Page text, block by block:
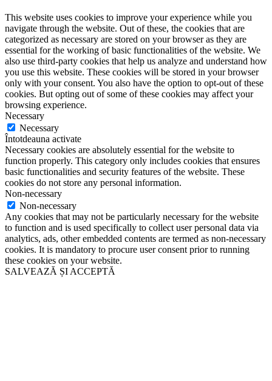
This website uses cookies to improve your experience while you
navigate through the website. Out of these, the cookies that are
categorized as necessary are stored on your browser as they are
essential for the working of basic functionalities of the website. We
also use third-party cookies that help us analyze and understand how
you use this website. These cookies will be stored in your browser
only with your consent. You also have the option to opt-out of these
cookies. But opting out of some of these cookies may affect your
browsing experience.
Necessary
Necessary
Întotdeauna activate
Necessary cookies are absolutely essential for the website to
function properly. This category only includes cookies that ensures
basic functionalities and security features of the website. These
cookies do not store any personal information.
Non-necessary
Non-necessary
Any cookies that may not be particularly necessary for the website
to function and is used specifically to collect user personal data via
analytics, ads, other embedded contents are termed as non-necessary
cookies. It is mandatory to procure user consent prior to running
these cookies on your website.
SALVEAZĂ ȘI ACCEPTĂ